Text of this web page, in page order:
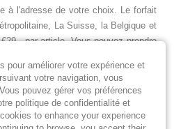
à l'adresse de votre choix. Le forfait
La Suisse, la Belgique et
€29,- par article. Vous pouvez prendre
de Var).
d'une garantie de deux ans.
pour améliorer votre expérience et
votre navigation, vous
pouvez gérer vos préférences
politique de confidentialité et
to enhance your experience